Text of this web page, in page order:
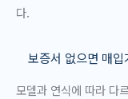
다.
보증서 없으면 매
모델과 연식에 따라 다